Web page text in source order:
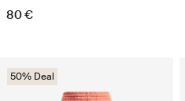
80 €
50% Deal